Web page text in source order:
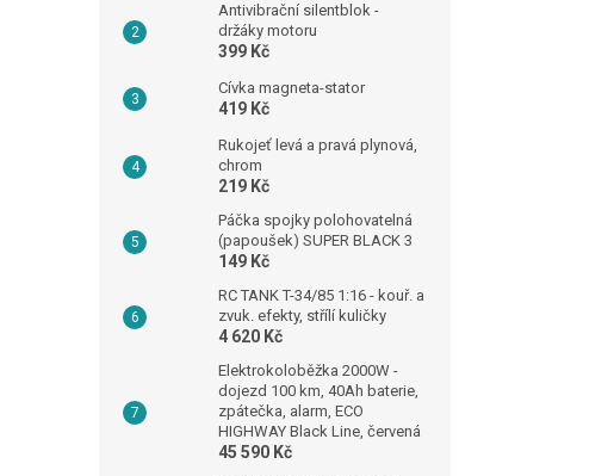
Antivibrační silentblok -
držáky motoru
399 Kč
Cívka magneta-stator
419 Kč
Rukojeť levá a pravá plynová,
chrom
219 Kč
Páčka spojky polohovatelná
(papoušek) SUPER BLACK 3
149 Kč
RC TANK T-34/85 1:16 - kouř. a
zvuk. efekty, střílí kuličky
4 620 Kč
Elektrokoloběžka 2000W -
dojezd 100 km, 40Ah baterie,
zpátečka, alarm, ECO
HIGHWAY Black Line, červená
45 590 Kč